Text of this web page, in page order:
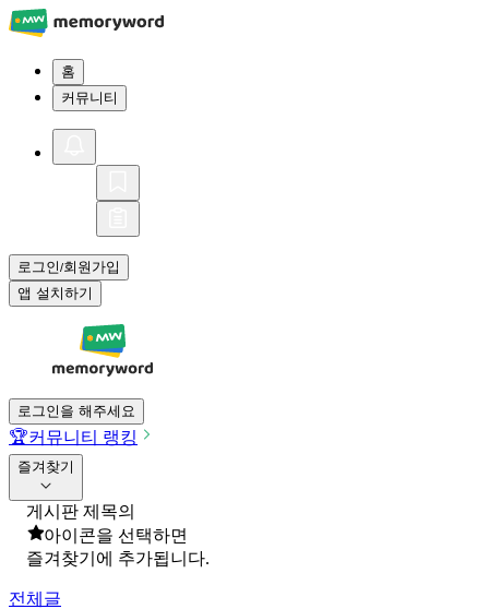
홈
커뮤니티
로그인/회원가입
앱 설치하기
로그인을 해주세요
🏆커뮤니티 랭킹
즐겨찾기
게시판 제목의
아이콘을 선택하면
즐겨찾기에 추가됩니다.
전체글